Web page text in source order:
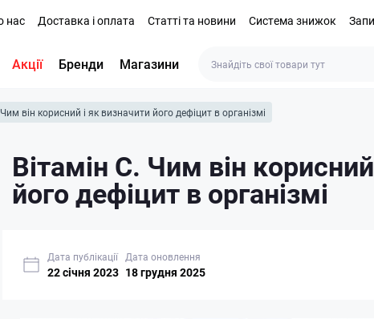
нас Доставка і оплата Статті та новини Система знижок
Акції Бренди Магазини
він корисний і як визначити його дефіцит в організмі
Вітамін С. Чим він
його дефіцит в організмі
Дата публікації
22 cічня 2023
Дата оновлення
18 грудня 2025